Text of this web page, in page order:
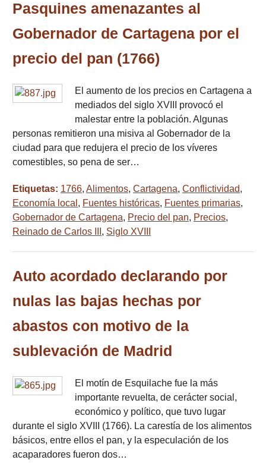
Pasquines amenazantes al
Gobernador de Cartagena por el
precio del pan (1766)
El aumento de los precios en Cartagena a
mediados del siglo XVIII provocó el
malestar entre la población. Algunas
personas remitieron una misiva al Gobernador de la
ciudad para que redujera el precio de los víveres
comestibles, so pena de ser…
Etiquetas: 1766, Alimentos, Cartagena, Conflictividad,
Economía local , Fuentes históricas, Fuentes primarias,
Gobernador de Cartagena, Precio del pan, Precios,
Reinado de Carlos III , Siglo XVIII
Auto acordado declarando por
nulas las bajas hechas por
abastos con motivo de la
sublevación de Madrid
El motín de Esquilache fue la más
importante revuelta, de cerácter social,
económico y político, que tuvo lugar
durante el siglo XVIII (1766). La carestía de los alimentos
básicos, entre ellos el pan, y la especulación de los
acaparadores fueron dos…